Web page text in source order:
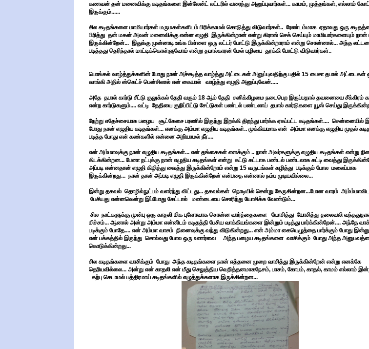
கணவன் தன் மனைவிக்கு கடிதங்களை இன்லேன்ட் லட்டரில் வரைந்து அனுப்புவார்கள்... காமம், முத்தங்கள், எல்லாம் கோட்
இருக்கும்......
சில கடிதங்களை மாமியார்கள் மருமகள்களிடம் பிரிக்காமல் கொடுத்து விடுவார்கள்.. ரேண்டம்மாக ஏதாவது ஒரு
பிரித்து தன் மகன் அவன் மனைவிக்கு என்ன எழுதி இருக்கின்றான் என்று கிராஸ் செக் செய்யும் மாமியார்களையும் நான்
இருக்கின்றேன்... இதுக்கு முன்னாடி உங்க பிள்ளை ஒரு லட்டர் போட்டு இருக்கின்றாராம் என்று சொன்னால்... அந்த லட்டரை
படித்தது தெரிந்தால் மாட்டிக்கொள்ளுவோம் என்று தபால்காரன் மேல் பழியை தூக்கி போட்டு விடுவார்கள்..
பொங்கல் வாழ்த்துக்களின் போது நான் அச்சடித்த வாழ்த்து அட்டைகள் அனுப்புவதிற்கு பதில் 15 பைசா தபால் அட்டைகள்
வாங்கி அதில் ஸ்கெட்ச் பென்சிலால் என் கையால் வாழ்த்து எழுதி அனுப்புவேன்.....
அதே தபால் கார்டு சீட்டு குலுக்கல் தேதி வரும் 18 ஆம் தேதி சனிக்கிழமை நடைபெற இருப்பதால் தவனையை சீக்கிரம்
என்ற கார்டுகளும்.... வட்டி தேதியை குறிப்பிட்டு சேட்டுகள் பண்டல் பண்டலாய் தபால் கார்டுகளை யூஸ் செய்து
நேற்று எதேச்சையாக பழைய சூட்கேசை பரணில் இருந்து இறக்கி திறந்து பார்க்க ஏகப்பட்ட கடிதங்கள்.... சென்னையில்
போது நான் எழுதிய கடிதங்கள்... எனக்கு அம்மா எழுதிய கடிதங்கள்.. முக்கியமாக என் அம்மா எனக்கு எழுதிய முதல்
படித்த போது என் கண்களில் என்னை அறியாமல் நீர்....
என் அம்மாவுக்கு நான் எழுதிய கடிதங்கள்... என் தங்கைகள் எனக்கும் .. நான் அவர்களுக்கு எழுதிய கடிதங்கள் என்று
கிடக்கின்றன... பேனா நட்புக்கு நான் எழுதிய கடிதங்கள் என்று கட்டு கட்டாக பண்டல் பண்டலாக கட்டி வைத்து
அப்படி என்னதான் எழுதி கிழித்து வைத்து இருக்கின்றோம் என்று 15 வருடங்கள் கழித்து படிக்கும் போல மலைப்பாக
இருக்கின்றது... நான் தான் அப்படி எழுதி இருக்கின்றேன் என்பதை என்னால் நம்ப முடியவில்லை...
இன்று தகவல் தொழில்நுட்பம் வளர்ந்து விட்டது... தகவல்கள் நொடியில் சென்று கேருகின்றன...போன வாரம்
பேசியது என்னவென்று இப்போது கேட்டால் மண்டையை சொரிந்து யோசிக்க வேண்டும்...
சில நாட்களுக்கு முன்பு ஒரு காதலி மிக புளோவாக சொன்ன வார்த்தைகளை யோசித்து யோசித்து தலைவலி
மிச்சம்... ஆனால் அன்று அம்மா என்னிடம் கடிதத்தி பேசிய வாக்கியங்களை இன்றும் படித்து பார்க்கின்றேன்.... அந்தே
படிக்கும் போதே.... என் அம்மா வாசம் நினைவுக்கு வந்து விடுகின்றது... என் அம்மா கையெழுத்தை பார்க்கும் போது
என் பக்கத்தில் இருந்து சொல்வது போல ஒரு உணர்வை அந்த பழைய கடிதங்களை வாசிக்கும் போது அந்த
கொடுக்கின்றது...
சில கடிதங்களை வாசிக்கும் போது அந்த கடிதங்களை நான் எத்தனை முறை வாசித்து இருக்கின்றேன் என்று எனக்கே
தெரியவில்லை... அன்று என் காதலி என் மீது செலுத்திய வெறித்தனமாகநேசம், பாசம், கோபம், காதல், காமம் எல்லாம்
கற்பு கெடாமல் பத்திரமாய் கடிதங்களில் எழுத்துக்களாக இருக்கின்றன...